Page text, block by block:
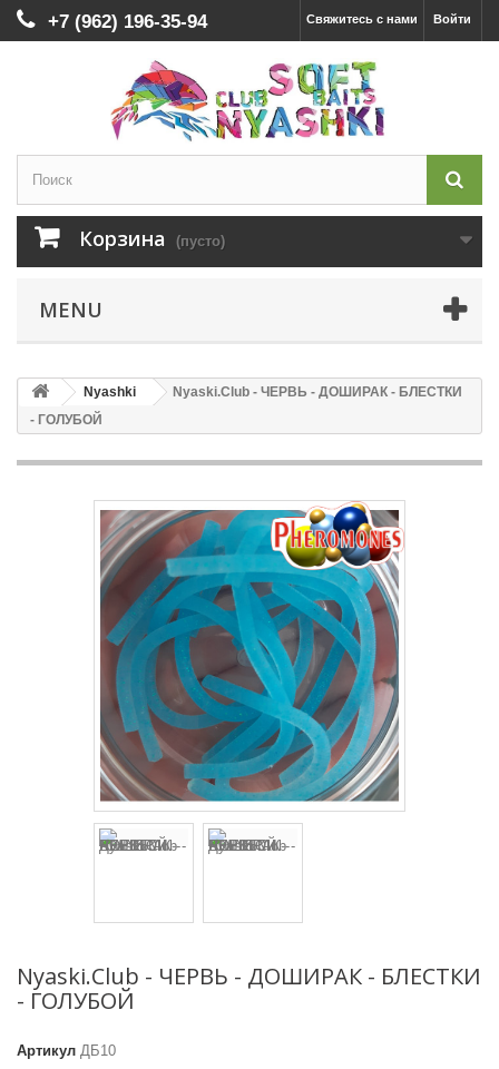
Войти
Свяжитесь с нами
+7 (962) 196-35-94
Корзина (пусто)
MENU
Nyashki
Nyaski.Club - ЧЕРВЬ - ДОШИРАК - БЛЕСТКИ
- ГОЛУБОЙ
Nyaski.Club - ЧЕРВЬ - ДОШИРАК - БЛЕСТКИ
- ГОЛУБОЙ
Артикул ДБ10